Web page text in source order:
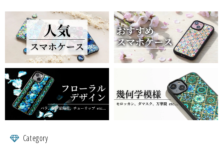
Category